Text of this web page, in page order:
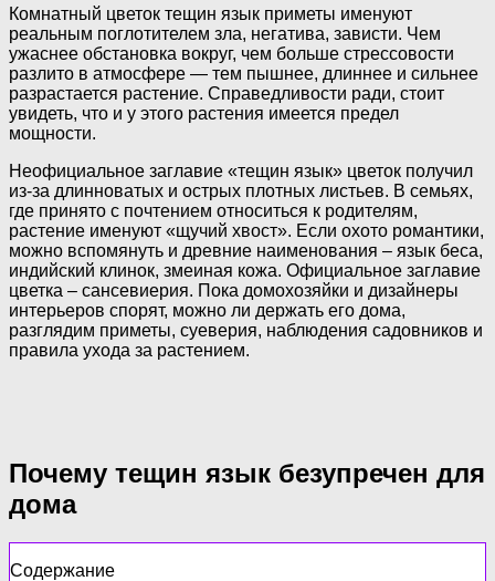
Комнатный цветок тещин язык приметы именуют
реальным поглотителем зла, негатива, зависти. Чем
ужаснее обстановка вокруг, чем больше стрессовости
разлито в атмосфере — тем пышнее, длиннее и сильнее
разрастается растение. Справедливости ради, стоит
увидеть, что и у этого растения имеется предел
мощности.
Неофициальное заглавие «тещин язык» цветок получил
из-за длинноватых и острых плотных листьев. В семьях,
где принято с почтением относиться к родителям,
растение именуют «щучий хвост». Если охото романтики,
можно вспомянуть и древние наименования – язык беса,
индийский клинок, змеиная кожа. Официальное заглавие
цветка – сансевиерия. Пока домохозяйки и дизайнеры
интерьеров спорят, можно ли держать его дома,
разглядим приметы, суеверия, наблюдения садовников и
правила ухода за растением.
Почему тещин язык безупречен для
дома
Содержание